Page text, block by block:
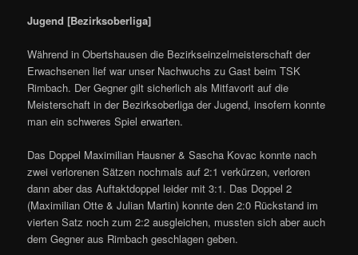
Jugend [Bezirksoberliga]
Während in Obertshausen die Bezirkseinzelmeisterschaft der
Erwachsenen lief war unser Nachwuchs zu Gast beim TSK
Rimbach. Der Gegner gilt sicherlich als Mitfavorit auf die
Meisterschaft in der Bezirksoberliga der Jugend, insofern konnte
man ein schweres Spiel erwarten.
Das Doppel Maximilian Hausner & Sascha Kovac konnte nach
zwei verlorenen Sätzen nochmals auf 2:1 verkürzen, verloren
dann aber das Auftaktdoppel leider mit 3:1. Das Doppel 2
(Maximilian Otte & Julian Martin) konnte den 2:0 Rückstand im
vierten Satz noch zum 2:2 ausgleichen, mussten sich aber auch
dem Gegner aus Rimbach geschlagen geben.